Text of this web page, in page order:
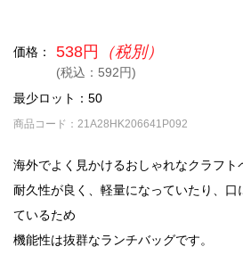
価格： 538円 （税別）
(税込：592円)
最少ロット：50
商品コード：21A28HK206641P092
海外でよく見かけるおしゃれなクラフト
耐久性が良く、軽量になっていたり、
ているため
機能性は抜群なランチバッグです。